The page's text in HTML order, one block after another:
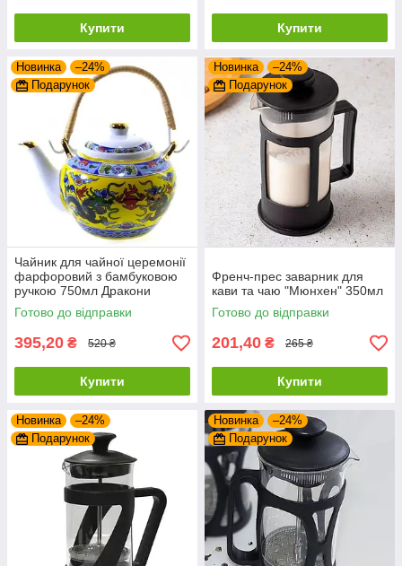
Купити Купити
Новинка
–24%
Подарунок
Чайник для чайної церемонії
фарфоровий з бамбуковою
ручкою 750мл Дракони
Готово до відправки
395,20 ₴ 520 ₴
Купити
Новинка
–24%
Подарунок
Френч-прес заварник для
кави та чаю "Мюнхен" 350мл
Готово до відправки
201,40 ₴ 265 ₴
Купити
Новинка
–24%
Подарунок
Новинка
–24%
Подарунок